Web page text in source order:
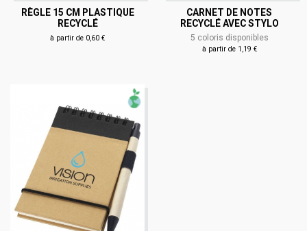
RÈGLE 15 CM PLASTIQUE
RECYCLÉ
à partir de 0,60 €
CARNET DE NOTES
RECYCLÉ AVEC STYLO
5 coloris disponibles
à partir de 1,19 €